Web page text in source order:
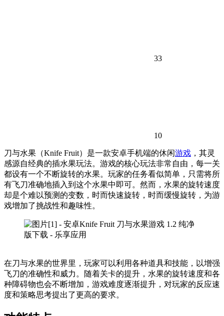
33
10
刀与水果（Knife Fruit）是一款安卓手机端的休闲游戏 ，其灵
感源自经典的插水果玩法。游戏的核心玩法非常自由，每一关
都设有一个不断旋转的水果。玩家的任务看似简单，只需将所
有飞刀准确地插入到这个水果中即可。然而，水果的旋转速度
却是个难以预测的变数，时而快速旋转，时而缓慢旋转，为游
戏增加了挑战性和趣味性。
在刀与水果的世界里，玩家可以利用各种道具和技能，以增强
飞刀的准确性和威力。随着关卡的提升，水果的旋转速度和各
种障碍物也会不断增加，游戏难度逐渐提升，对玩家的反应速
度和策略思考提出了更高的要求。